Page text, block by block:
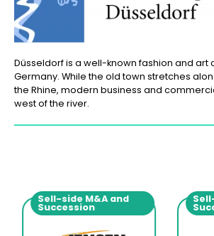
Düsseldorf is a well-known fashion and art
Germany. While the old town stretches
the Rhine, modern business and
west of the river.
Sell-side M&A and
Succession
Sell-